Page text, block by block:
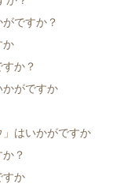
ですか？
か
か？
かがですか
はいかがですか
？
すか